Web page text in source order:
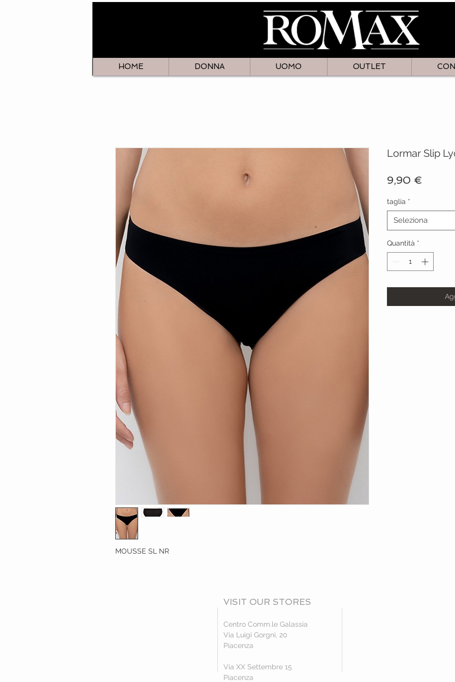
HOME DONNA UOMO OUTLET
MOUSSE SL NR
Lormar Slip
9,90 €
taglia *
Seleziona
Quantità *
VISIT OUR STORES
Centro Comm.le Galassia
Via Luigi Gorgni, 20
Piacenza
Via XX Settembre 15
Piacenza